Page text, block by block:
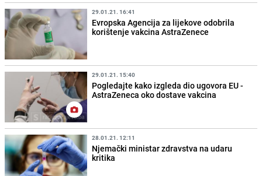
29.01.21. 16:41
Evropska Agencija za lijekove odobrila
korištenje vakcina AstraZenece
29.01.21. 15:40
Pogledajte kako izgleda dio ugovora EU -
AstraZeneca oko dostave vakcina
28.01.21. 12:11
Njemački ministar zdravstva na udaru
kritika